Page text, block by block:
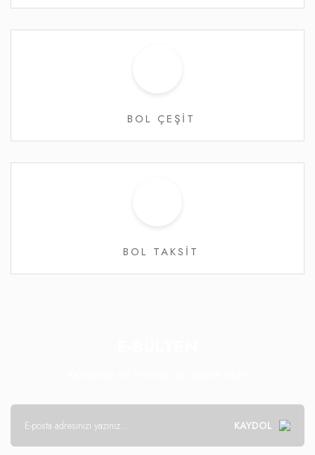
BOL ÇEŞİT
BOL TAKSİT
KAYDOL